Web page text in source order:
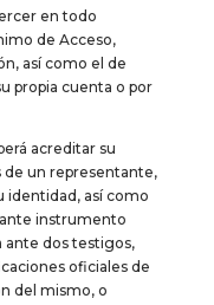
en todo
de Acceso,
así como el de
propia cuenta o por
acreditar su
de un representante,
identidad, así como
instrumento
ante dos testigos,
oficiales de
del mismo, o